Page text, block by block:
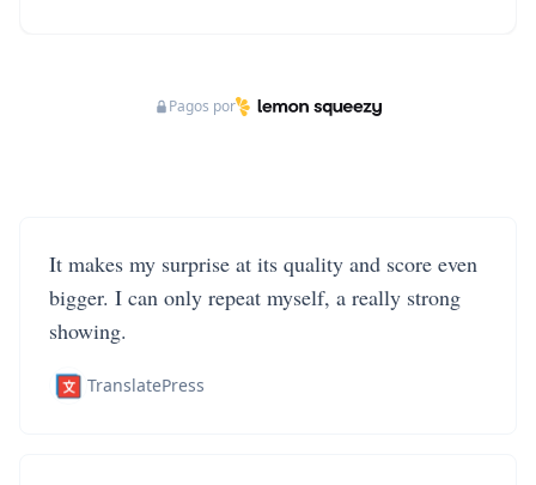
Pagos por
It makes my surprise at its quality and score even
bigger. I can only repeat myself, a really strong
showing.
TranslatePress